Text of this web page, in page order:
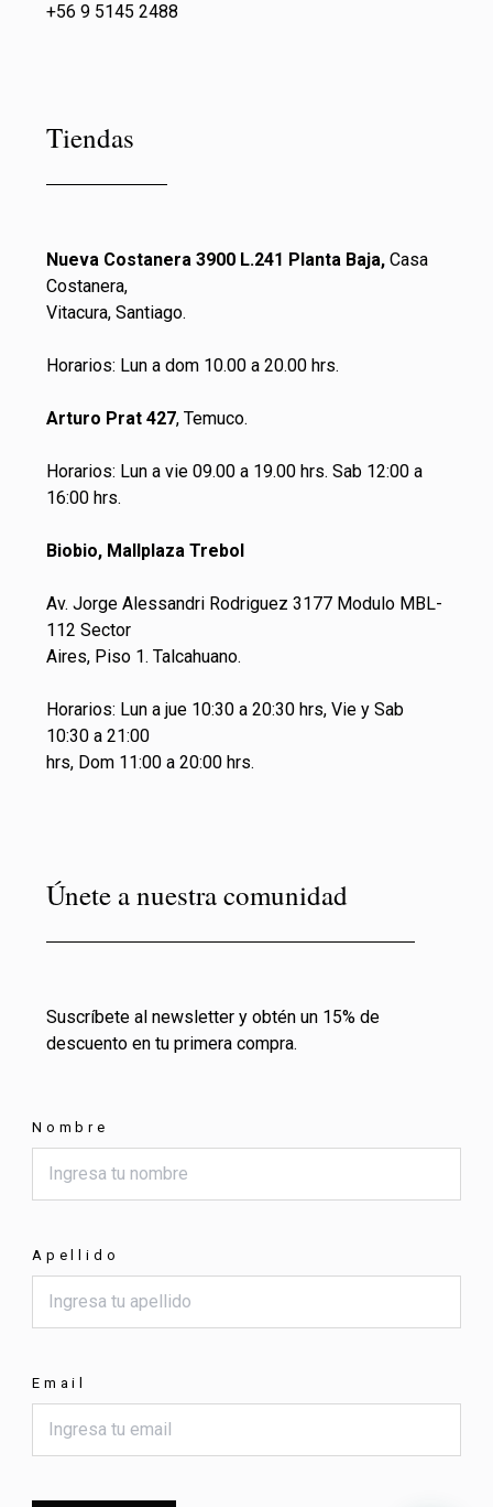
+56 9 5145 2488
Tiendas
Nueva Costanera 3900 L.241 Planta Baja, Casa
Costanera,
Vitacura, Santiago.
Horarios: Lun a dom 10.00 a 20.00 hrs.
Arturo Prat 427, Temuco.
Horarios: Lun a vie 09.00 a 19.00 hrs. Sab 12:00 a
16:00 hrs.
Biobio, Mallplaza Trebol
Av. Jorge Alessandri Rodriguez 3177 Modulo MBL-
112 Sector
Aires, Piso 1. Talcahuano.
Horarios: Lun a jue 10:30 a 20:30 hrs, Vie y Sab
10:30 a 21:00
hrs, Dom 11:00 a 20:00 hrs.
Únete a nuestra comunidad
Suscríbete al newsletter y obtén un 15% de
descuento en tu primera compra.
Nombre
Apellido
Email